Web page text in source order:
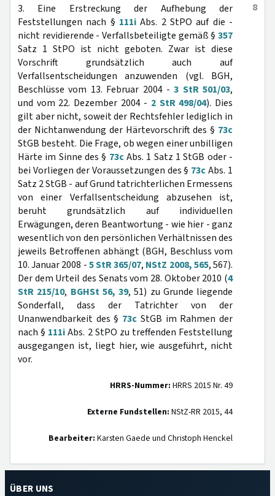
8
3. Eine Erstreckung der Aufhebung der
Feststellungen nach § 111i Abs. 2 StPO auf die -
nicht revidierende - Verfallsbeteiligte gemäß § 357
Satz 1 StPO ist nicht geboten. Zwar ist diese
Vorschrift grundsätzlich auch auf
Verfallsentscheidungen anzuwenden (vgl. BGH,
Beschlüsse vom 13. Februar 2004 -3 StR 501/03,
und vom 22. Dezember 2004 - 2 StR 498/04). Dies
gilt aber nicht, soweit der Rechtsfehler lediglich in
der Nichtanwendung der Härtevorschrift des § 73c
StGB besteht. Die Frage, ob wegen einer unbilligen
Härte im Sinne des § 73cAbs. 1 Satz 1 StGB oder -
bei Vorliegen der Voraussetzungen des § 73cAbs. 1
Satz 2 StGB - auf Grund tatrichterlichen Ermessens
von einer Verfallsentscheidung abzusehen ist,
beruht grundsätzlich auf individuellen
Erwägungen, deren Beantwortung - wie hier - ganz
wesentlich von den persönlichen Verhältnissen des
jeweils Betroffenen abhängt (BGH, Beschluss vom
10. Januar 2008 -5 StR 365/07, NStZ 2008, 565, 567).
Der dem Urteil des Senats vom 28. Oktober 2010 (4
StR 215/10, BGHSt 56, 39, 51) zu Grunde liegende
Sonderfall, dass der Tatrichter von der
Unanwendbarkeit des § 73c StGB im Rahmen der
nach § 111iAbs. 2 StPO zu treffenden Feststellung
ausgegangen ist, liegt hier, wie ausgeführt, nicht
vor.
HRRS-Nummer: HRRS 2015 Nr. 49
Externe Fundstellen: NStZ-RR 2015, 44
Bearbeiter: Karsten Gaede und Christoph Henckel
ÜBER UNS